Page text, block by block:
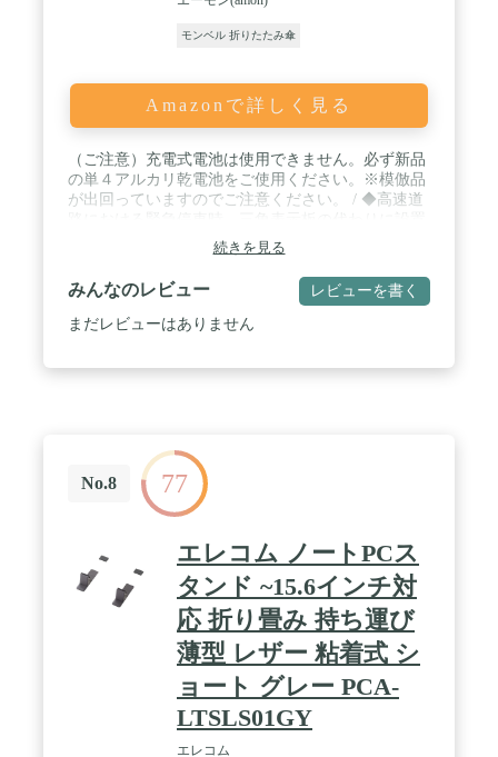
モンベル 折りたたみ傘
Amazonで詳しく見る
（ご注意）充電式電池は使用できません。必ず新品
の単４アルカリ乾電池をご使用ください。※模倣品
が出回っていますのでご注意ください。 / ◆高速道
できる道路交通法施行規則適合品。◆夜間約800
ｍ、昼間約300ｍから強力発光で存在を知らせる安
心の視認距離(※乾電池残量や道路環境により異な
ります)。◆底面がマグネットなので、車内から車
のルーフに安全に設置できる。シリコン製の防水カ
品アルカリ乾電池を使用した場合)。 / 【乾電池の取
り扱いについて】◆非常時に確実に使用できるよ
う、乾電池の液漏れやLEDの点滅動作に異常がない
か定期的に確認してください。◆使用後または2年
を目安に乾電池を新しいものと交換してください。
◆乾電池を交換する際は4本とも新しいものに交換
してください。◆乾電池には使用推奨期限がありま
す。期限が過ぎた乾電池は使用しないでください。
/ 【仕様】◆LED：3WパワーLED×3灯◆発光色：紫
色◆連続使用：約5時間(新品アルカリ乾電池を使用
した場合 )◆使用乾電池：単４アルカリ乾電池×4本
(別売り)◆底面マグネット付き◆防水カバー付き /
【材質】◆本体：ABS◆防水カバー：シリコンゴム
◆レンズ：PMMA / 【ご購入の前に確認してくださ
続きを見る
みんなのレビュー レビューを書く
まだレビューはありません
No.8 77
エレコム ノートPCス
タンド ~15.6インチ対
応 折り畳み 持ち運び
薄型 レザー 粘着式 シ
ョート グレー PCA-
LTSLS01GY
エレコム